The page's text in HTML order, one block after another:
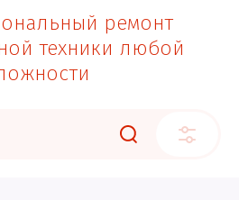
ремонт
техники любой